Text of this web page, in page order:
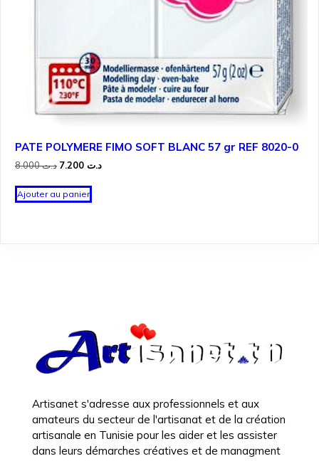
PATE POLYMERE FIMO SOFT BLANC 57 gr REF 8020-0
د.ت8.000
Le
initial
était :
د.تLe
Ajouter au panier
Artisanet s'adresse aux professionnels et aux
amateurs du secteur de l'artisanat et de la création
artisanale en Tunisie pour les aider et les assister
dans leurs démarches créatives et de managment